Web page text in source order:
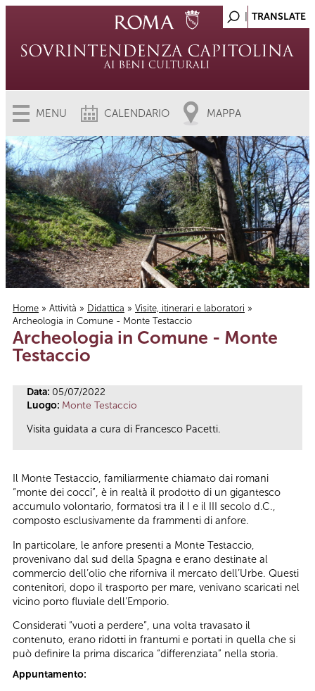
MENU CALENDARIO MAPPA
Tu sei qui
Home » Attività » Didattica » Visite, itinerari e laboratori »
Archeologia in Comune - Monte Testaccio
Archeologia in Comune - Monte
Testaccio
Data: 05/07/2022
Luogo: Monte Testaccio
Visita guidata a cura di Francesco Pacetti.
Il Monte Testaccio, familiarmente chiamato dai romani
“monte dei cocci”, è in realtà il prodotto di un gigantesco
accumulo volontario, formatosi tra il I e il III secolo d.C.,
composto esclusivamente da frammenti di anfore.
In particolare, le anfore presenti a Monte Testaccio,
provenivano dal sud della Spagna e erano destinate al
commercio dell’olio che riforniva il mercato dell’Urbe. Questi
contenitori, dopo il trasporto per mare, venivano scaricati nel
vicino porto fluviale dell’Emporio.
Considerati “vuoti a perdere”, una volta travasato il
contenuto, erano ridotti in frantumi e portati in quella che si
può definire la prima discarica “differenziata” nella storia.
Appuntamento: